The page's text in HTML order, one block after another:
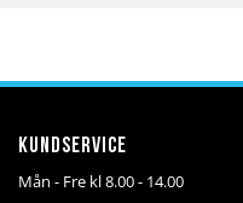
Kundservice
Mån - Fre kl 8.00 - 14.00